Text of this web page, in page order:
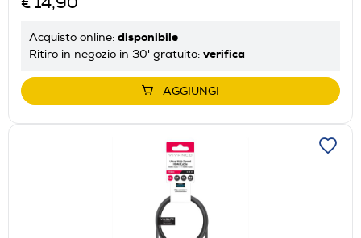
Acquisto online: disponibile
Ritiro in negozio in 30' gratuito: verifica
AGGIUNGI